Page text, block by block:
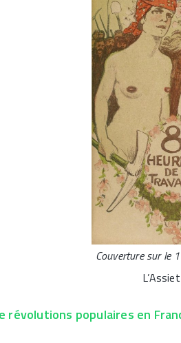
Couverture sur le
révolutions populaires en